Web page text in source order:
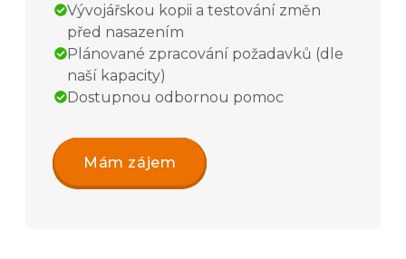
Vývojářskou kopii a testování změn
před nasazením
Plánované zpracování požadavků (dle
naší kapacity)
Dostupnou odbornou pomoc
Mám zájem